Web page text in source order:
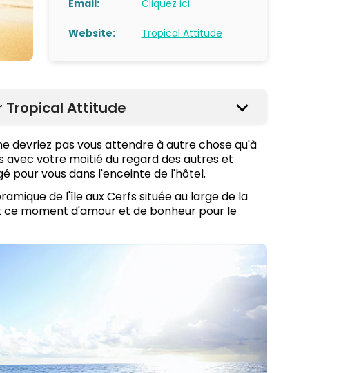
Email: Cliquez ici
Website: Tropical Attitude
Tropical Attitude
devriez pas vous attendre à autre chose qu'à
avec votre moitié du regard des autres et
pour vous dans l'enceinte de l'hôtel.
de l'île aux Cerfs située au large de la
moment d'amour et de bonheur pour le